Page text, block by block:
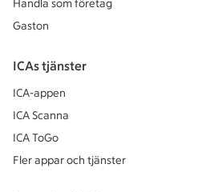
Handla som företag
Gaston
ICAs tjänster
ICA-appen
ICA Scanna
ICA ToGo
Fler appar och tjänster